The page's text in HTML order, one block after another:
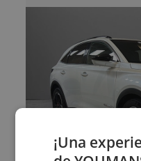
¡Una